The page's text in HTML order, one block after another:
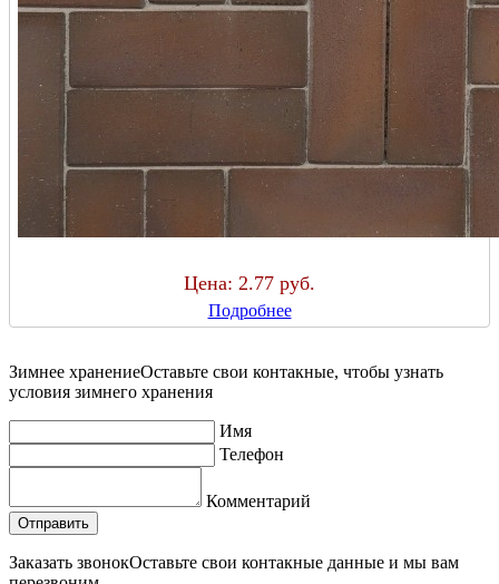
Цена: 2.77 руб.
Подробнее
Зимнее хранениеОставьте свои контакные, чтобы узнать
условия зимнего хранения
Имя
Телефон
Комментарий
Заказать звонокОставьте свои контакные данные и мы вам